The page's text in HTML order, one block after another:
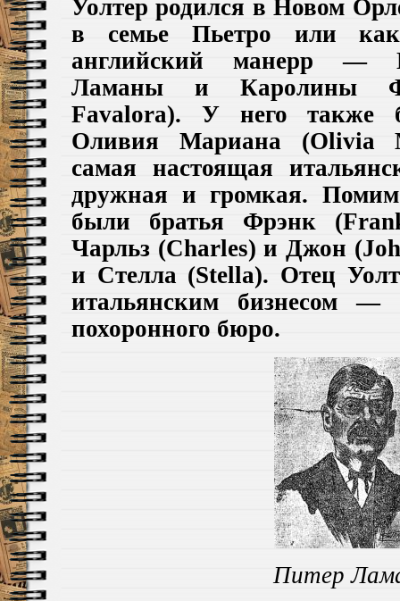
Уолтер родился в Новом
в семье Пьетро или
английский манерр —
Ламаны и Каролины
Favalora). У неготакже
Оливия Мариана (Olivia
самая настоящая
дружная и громкая.
были братья Фрэнк
Чарльз (Charles) и Джон
и Стелла (Stella). Отец
итальянским бизнесом —
похоронного бюро.
Питер